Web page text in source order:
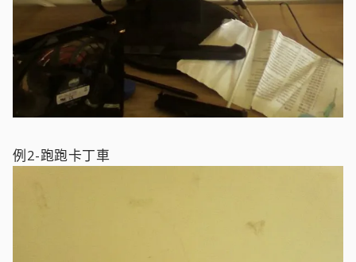
例2-跑跑卡丁車